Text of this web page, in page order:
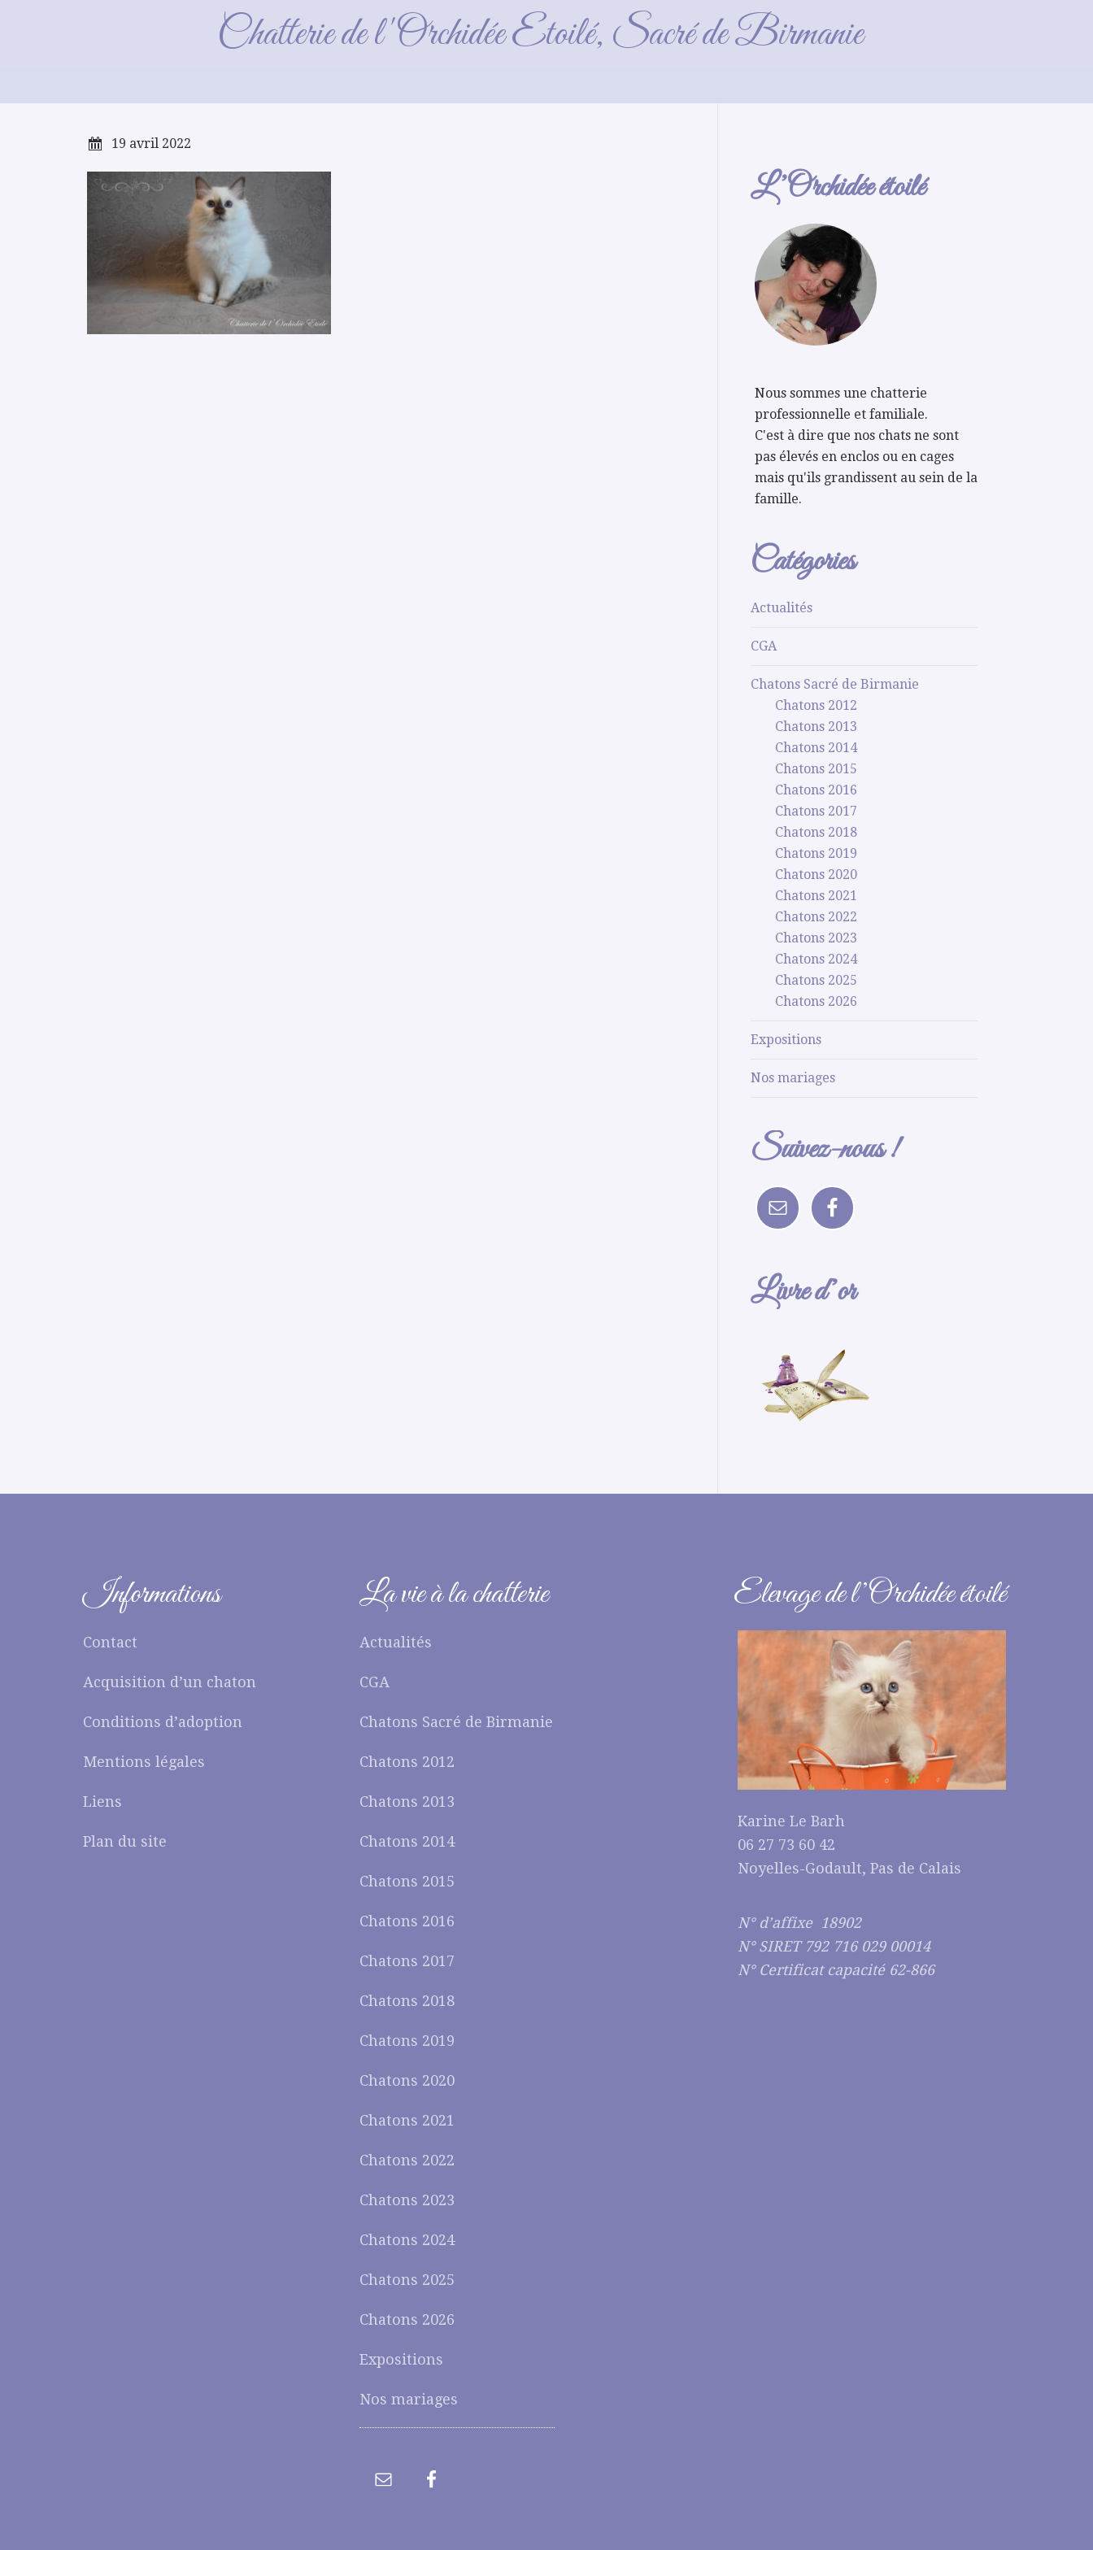
Chatterie de l'Orchidée Etoilé, Sacré de Birmanie
Rose_clair_2021_09_03 (8)_GF
19 avril 2022
L’Orchidée étoilé
Nous sommes une chatterie
professionnelle et familiale.
C'est à dire que nos chats ne sont
pas élevés en enclos ou en cages
mais qu'ils grandissent au sein de la
famille.
Catégories
Actualités
CGA
Chatons Sacré de Birmanie
Chatons 2012
Chatons 2013
Chatons 2014
Chatons 2015
Chatons 2016
Chatons 2017
Chatons 2018
Chatons 2019
Chatons 2020
Chatons 2021
Chatons 2022
Chatons 2023
Chatons 2024
Chatons 2025
Chatons 2026
Expositions
Nos mariages
Suivez-nous !
Livre d’or
Informations
Contact
Acquisition d’un chaton
Conditions d’adoption
Mentions légales
Liens
Plan du site
La vie à la chatterie
Actualités
CGA
Chatons Sacré de Birmanie
Chatons 2012
Chatons 2013
Chatons 2014
Chatons 2015
Chatons 2016
Chatons 2017
Chatons 2018
Chatons 2019
Chatons 2020
Chatons 2021
Chatons 2022
Chatons 2023
Chatons 2024
Chatons 2025
Chatons 2026
Expositions
Nos mariages
Elevage de l’Orchidée étoilé
Karine Le Barh
06 27 73 60 42
Noyelles-Godault, Pas de Calais
N° d’affixe 18902
N° SIRET 792 716 029 00014
N° Certificat capacité 62-866